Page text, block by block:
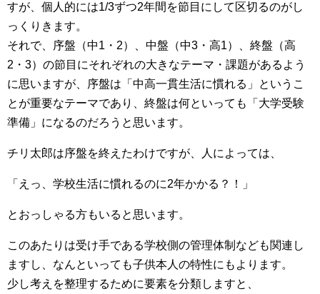
すが、個人的には1/3ずつ2年間を節目にして区切るのがし
っくりきます。
それで、序盤（中1・2）、中盤（中3・高1）、終盤（高
2・3）の節目にそれぞれの大きなテーマ・課題があるよう
に思いますが、序盤は「中高一貫生活に慣れる」というこ
とが重要なテーマであり、終盤は何といっても「大学受験
準備」になるのだろうと思います。
チリ太郎は序盤を終えたわけですが、人によっては、
「えっ、学校生活に慣れるのに2年かかる？！」
とおっしゃる方もいると思います。
このあたりは受け手である学校側の管理体制なども関連し
ますし、なんといっても子供本人の特性にもよります。
少し考えを整理するために要素を分類しますと、